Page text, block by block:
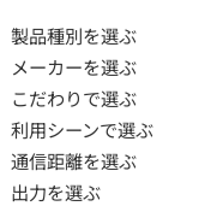
製品種別を選ぶ
メーカーを選ぶ
こだわりで選ぶ
利用シーンで選ぶ
通信距離を選ぶ
出力を選ぶ